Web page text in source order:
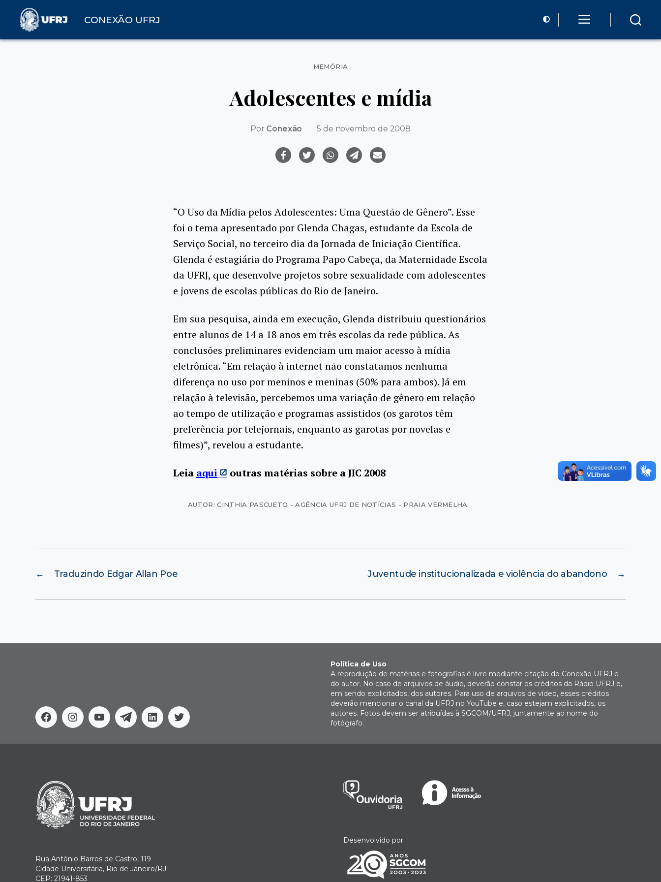
CONEXÃO UFRJ
Categorias
MEMÓRIA
Adolescentes e mídia
Por Conexão 5 de novembro de 2008
“O Uso da Mídia pelos Adolescentes: Uma Questão de Gênero”. Esse
foi o tema apresentado por Glenda Chagas, estudante da Escola de
Serviço Social, no terceiro dia da Jornada de Iniciação Científica.
Glenda é estagiária do Programa Papo Cabeça, da Maternidade Escola
da UFRJ, que desenvolve projetos sobre sexualidade com adolescentes
e jovens de escolas públicas do Rio de Janeiro.
Em sua pesquisa, ainda em execução, Glenda distribuiu questionários
entre alunos de 14 a 18 anos em três escolas da rede pública. As
conclusões preliminares evidenciam um maior acesso à mídia
eletrônica. “Em relação à internet não constatamos nenhuma
diferença no uso por meninos e meninas (50% para ambos). Já em
relação à televisão, percebemos uma variação de gênero em relação
ao tempo de utilização e programas assistidos (os garotos têm
preferência por telejornais, enquanto as garotas por novelas e
filmes)”, revelou a estudante.
Leia aqui outras matérias sobre a JIC 2008
AUTOR: CINTHIA PASCUETO - AGÊNCIA UFRJ DE NOTÍCIAS - PRAIA VERMELHA
← Traduzindo Edgar Allan Poe →
Juventude institucionalizada e violência do abandono
FacebookInstagram
YoutubeTelegramLinkedinTwitter
Política de Uso
A reprodução de matérias e fotografias é livre mediante citação do Conexão UFRJ e
do autor. No caso de arquivos de áudio, deverão constar os créditos da Rádio UFRJ e,
em sendo explicitados, dos autores. Para uso de arquivos de vídeo, esses créditos
deverão mencionar o canal da UFRJ no YouTube e, caso estejam explicitados, os
autores. Fotos devem ser atribuídas à SGCOM/UFRJ, juntamente ao nome do
fotógrafo.
Rua Antônio Barros de Castro, 119
Cidade Universitária, Rio de Janeiro/RJ
CEP: 21941-853
Desenvolvido por